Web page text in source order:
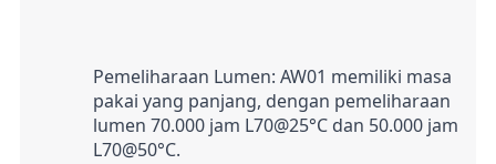
Pemeliharaan Lumen: AW01 memiliki masa
pakai yang panjang, dengan pemeliharaan
lumen 70.000 jam L70@25°C dan 50.000 jam
L70@50°C.